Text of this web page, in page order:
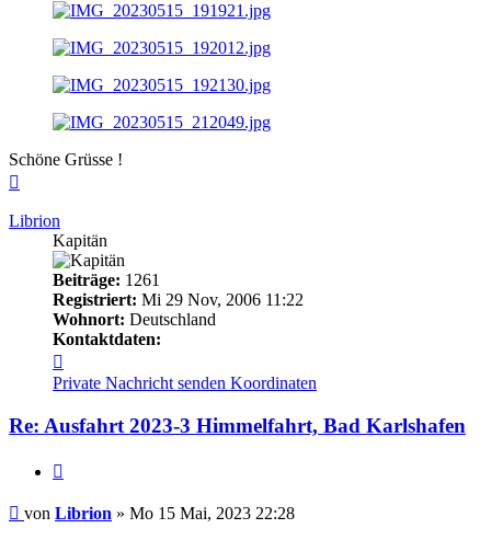
Schöne Grüsse !
Librion
Kapitän
Beiträge: 1261
Registriert: Mi 29 Nov, 2006 11:22
Wohnort: Deutschland
Kontaktdaten:
von
Librion
Private Nachricht senden Koordinaten
Re: Ausfahrt 2023-3 Himmelfahrt, Bad Karlshafen
Beitrag
von Librion » Mo 15 Mai, 2023 22:28